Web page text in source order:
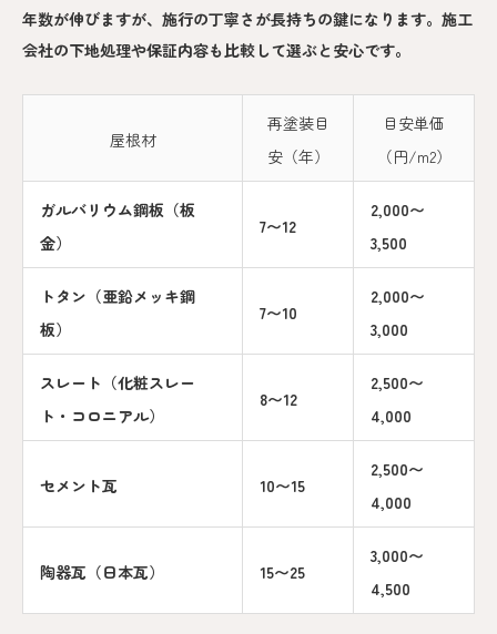
年数が伸びますが、施行の丁寧さが長持ちの鍵になります。施工
会社の下地処理や保証内容も比較して選ぶと安心です。
屋根材
再塗装目
安（年）
目安単価
（円/m2）
ガルバリウム鋼板（板
金）
7〜12
2,000〜
3,500
トタン（亜鉛メッキ鋼
板）
7〜10
2,000〜
3,000
スレート（化粧スレー
ト・コロニアル）
8〜12
2,500〜
4,000
セメント瓦 10〜15
2,500〜
4,000
陶器瓦（日本瓦） 15〜25
3,000〜
4,500